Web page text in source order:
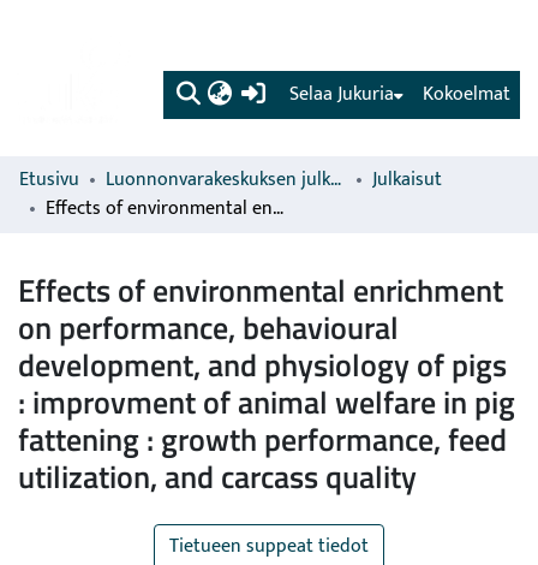
(current) Kokoelmat
Selaa Jukuria
Etusivu Luonnonvarakeskuksen julkaisut
Julkaisut
Effects of environmental enrichment on performance, behavioural development, and physiology of pigs : improvment of animal welfare in pig fattening : growth performance, feed utilization, and carcass quality
Effects of environmental enrichment
on performance, behavioural
development, and physiology of pigs
: improvment of animal welfare in pig
fattening : growth performance, feed
utilization, and carcass quality
Tietueen suppeat tiedot